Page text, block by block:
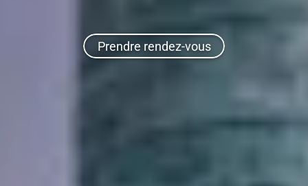
Prendre rendez-vous